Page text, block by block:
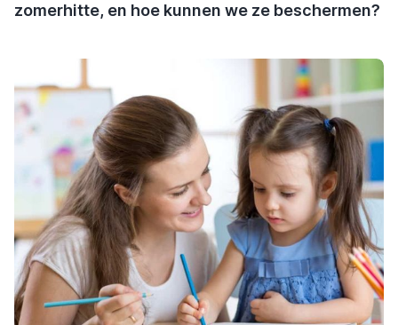
zomerhitte, en hoe kunnen we ze beschermen?